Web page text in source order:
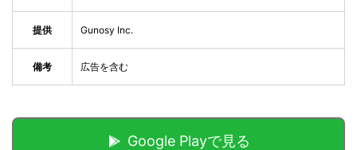
提供 Gunosy Inc.
備考 広告を含む
Google Playで見る